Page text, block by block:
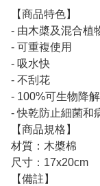
【商品特色】
- 由木槳及混合植
- 可重複使用
- 吸水快
- 不刮花
- 100%可生物降解
- 快乾防止細菌和
【商品規格】
材質：木槳棉
尺寸：17x20cm
【備註】